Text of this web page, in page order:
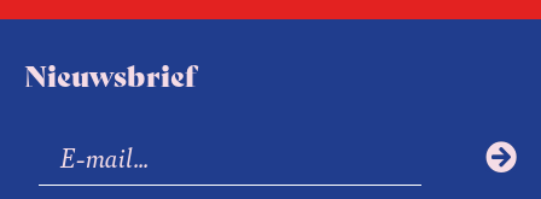
Nieuwsbrief